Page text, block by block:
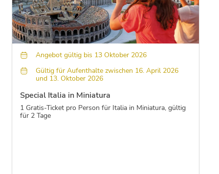
Angebot gültig bis 13 Oktober 2026
Gültig für Aufenthalte zwischen 16. April 2026
und 13. Oktober 2026
Special Italia in Miniatura
1 Gratis-Ticket pro Person für Italia in Miniatura, gültig
für 2 Tage